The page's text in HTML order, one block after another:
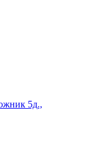
5д.,